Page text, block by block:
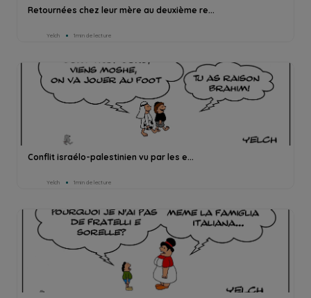
Retournées chez leur mère au deuxième re...
Yelch 1min de lecture
Conflit israélo-palestinien vu par les e...
Yelch 1min de lecture